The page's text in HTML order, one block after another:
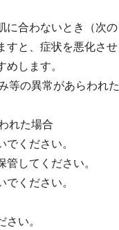
に合わないとき（次の
すと、症状を悪化させ
します。
等の異常があらわれた
れた場合
ください。
してください。
ください。
い。